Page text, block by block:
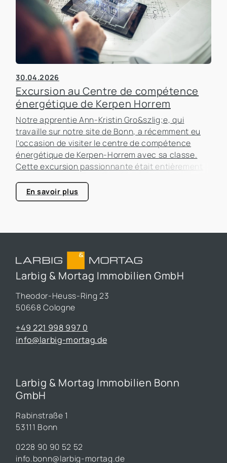
30.04.2026
Excursion au Centre de compétence
énergétique de Kerpen Horrem
Notre apprentie Ann-Kristin Gro&szlig;e, qui
travaille sur notre site de Bonn, a récemment eu
l'occasion de visiter le centre de compétence
énergétique de Kerpen-Horrem avec sa classe.
Cette excursion passionnante était entièrement
bâtiments, un sujet qui prend de plus en plus
d'importance dans le secteur immobilier.
En savoir plus
Larbig & Mortag Immobilien GmbH
Theodor-Heuss-Ring 23
50668 Cologne
+49 221 998 997 0
info@larbig-mortag.de
Larbig & Mortag Immobilien Bonn
GmbH
Rabinstraße 1
53111 Bonn
0228 90 90 52 52
info.bonn@larbig-mortag.de